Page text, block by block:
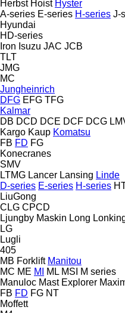
Herbst Hoist Hyster
A-series E-series H-series J-
Hyundai
HD-series
Iron Isuzu JAC JCB
TLT
JMG
MC
Jungheinrich
DFG EFG TFG
Kalmar
DB DCD DCE DCF DCG
Kargo Kaup Komatsu
FB FD FG
Konecranes
SMV
LTMG Lancer Lansing Linde
D-series E-series H-series
LiuGong
CLG CPCD
Ljungby Maskin Long
LG
Lugli
405
MB Forklift Manitou
MC ME MI ML MSI
M series
Manuloc Mast Explorer
FB FD FG NT
Moffett